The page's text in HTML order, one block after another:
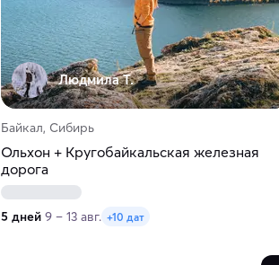
Людмила Т.
Байкал, Сибирь
Ольхон + Кругобайкальская железная
дорога
5 дней 9 – 13 авг. +10 дат